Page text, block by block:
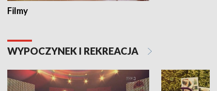
Filmy
WYPOCZYNEK I REKREACJA